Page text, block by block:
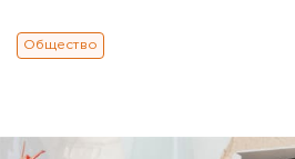
Общество